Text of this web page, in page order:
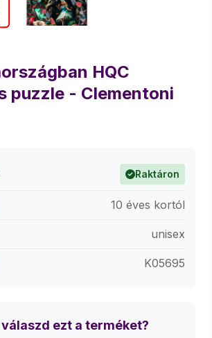
HQC
puzzle - Clementoni
Raktáron
10 éves kortól
unisex
K05695
ezt a terméket?